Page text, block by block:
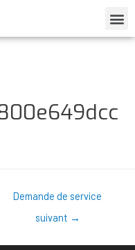
Demande de service
suivant →